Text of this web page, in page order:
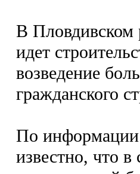
В Пловдивском
идет
возведение
гражданского
По информации
известно, что